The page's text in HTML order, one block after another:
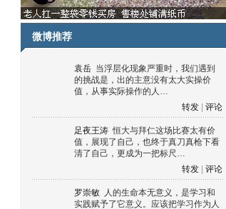
微博推荐
袁岳 当浮层化现象严重时，我们遇到
的挑战是，出的主意没有太大实操价
值，从事实际操作的人…
转发
评论
足夜王涛 恒大与拜仁这场比赛太有价
值，展现了自己，也终于真刀真枪下看
清了自己，更成为一把标尺…
转发
评论
罗崇敏 人的生命本无意义，是学习和
实践赋予了它意义。应该把学习作为人